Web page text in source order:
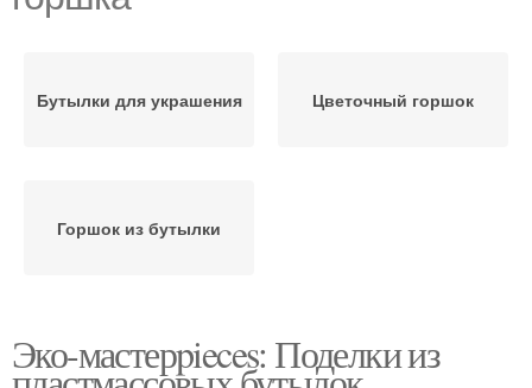
Бутылки для украшения Цветочный горшок
Горшок из бутылки
Эко-мастерpieces: Поделки из